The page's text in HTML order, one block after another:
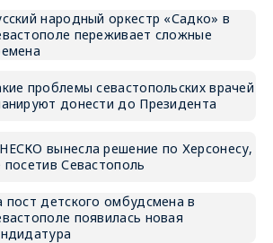
народный оркестр «Садко» в
переживает сложные
проблемы севастопольских врачей
донести до Президента
вынесла решение по Херсонесу,
посетив Севастополь
пост детского омбудсмена в
появилась новая